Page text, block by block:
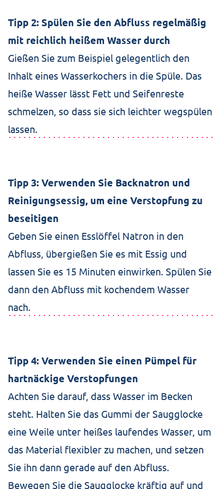
Tipp 2: Spülen Sie den Abfluss regelmäßig
mit reichlich heißem Wasser durch
Gießen Sie zum Beispiel gelegentlich den
Inhalt eines Wasserkochers in die Spüle. Das
heiße Wasser lässt Fett und Seifenreste
schmelzen, so dass sie sich leichter wegspülen
lassen.
Tipp 3: Verwenden Sie Backnatron und
Reinigungsessig, um eine Verstopfung zu
beseitigen
Geben Sie einen Esslöffel Natron in den
Abfluss, übergießen Sie es mit Essig und
lassen Sie es 15 Minuten einwirken. Spülen Sie
dann den Abfluss mit kochendem Wasser
nach.
Tipp 4: Verwenden Sie einen Pümpel für
hartnäckige Verstopfungen
Achten Sie darauf, dass Wasser im Becken
steht. Halten Sie das Gummi der Saugglocke
eine Weile unter heißes laufendes Wasser, um
das Material flexibler zu machen, und setzen
Sie ihn dann gerade auf den Abfluss.
Bewegen Sie die Saugglocke kräftig auf und